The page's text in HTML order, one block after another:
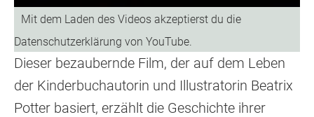
Dieser bezaubernde Film, der auf dem Leben
der Kinderbuchautorin und Illustratorin Beatrix
Potter basiert, erzählt die Geschichte ihrer